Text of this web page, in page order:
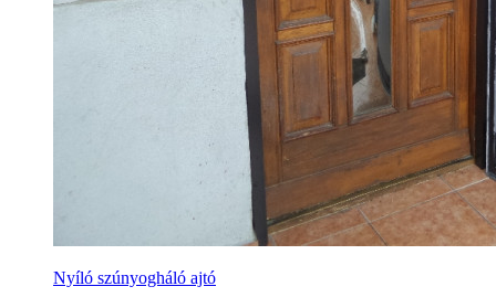
Nyíló szúnyogháló ajtó